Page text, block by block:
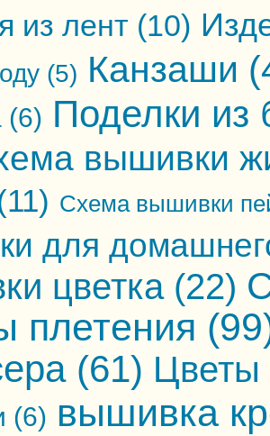
из лент (10)
(5) Канзаши
(6) Поделки из
вышивки
Схема вышивки
для
цветка(22)
плетения
(61) Цветы
(6) вышивка